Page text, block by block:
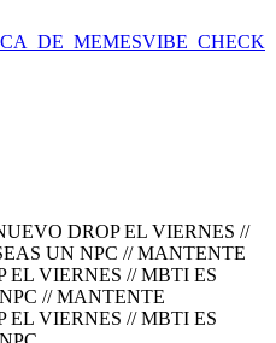
VIBE_CHECK
DROP EL VIERNES //
UN NPC //MANTENTE
EL VIERNES // MBTI ES
//MANTENTE
EL VIERNES // MBTI ES